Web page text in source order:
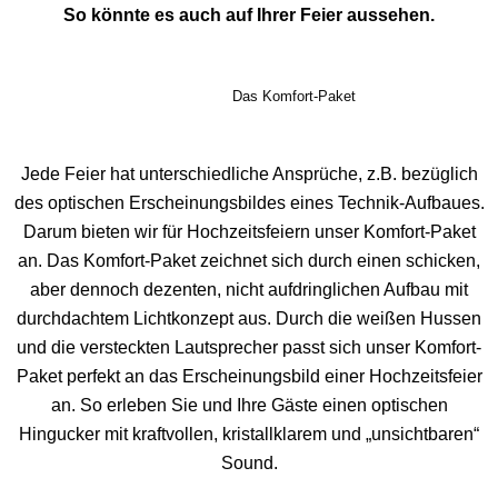
So könnte es auch auf Ihrer Feier aussehen.
Das Komfort-Paket
Jede Feier hat unterschiedliche Ansprüche, z.B. bezüglich
des optischen Erscheinungsbildes eines Technik-Aufbaues.
Darum bieten wir für Hochzeitsfeiern unser Komfort-Paket
an. Das Komfort-Paket zeichnet sich durch einen schicken,
aber dennoch dezenten, nicht aufdringlichen Aufbau mit
durchdachtem Lichtkonzept aus. Durch die weißen Hussen
und die versteckten Lautsprecher passt sich unser Komfort-
Paket perfekt an das Erscheinungsbild einer Hochzeitsfeier
an. So erleben Sie und Ihre Gäste einen optischen
Hingucker mit kraftvollen, kristallklarem und „unsichtbaren“
Sound.